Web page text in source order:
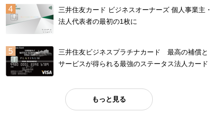
三井住友カード ビジネスオーナーズ 個人事業主・
法人代表者の最初の1枚に
三井住友ビジネスプラチナカード 最高の補償と
サービスが得られる最強のステータス法人カード
もっと見る